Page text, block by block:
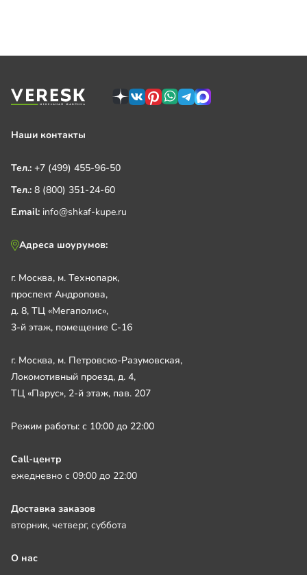
Наши контакты
Тел.: +7 (499) 455-96-50
Тел.: 8 (800) 351-24-60
E.mail: info@shkaf-kupe.ru
Адреса шоурумов:
г. Москва, м. Технопарк,
проспект Андропова,
д. 8, ТЦ «Мегаполис»,
3-й этаж, помещение С-16
г. Москва, м. Петровско-Разумовская,
Локомотивный проезд, д. 4,
ТЦ «Парус», 2-й этаж, пав. 207
Режим работы: с 10:00 до 22:00
Call-центр
ежедневно с 09:00 до 22:00
Доставка заказов
вторник, четверг, суббота
О нас